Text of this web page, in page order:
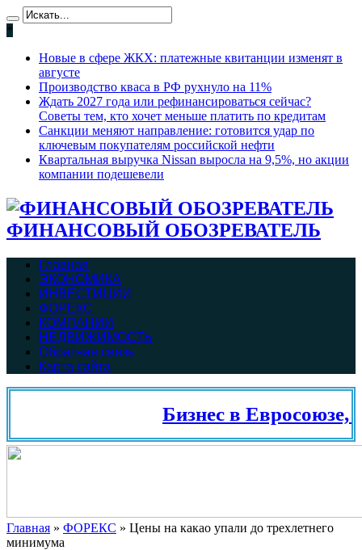
*
Новые в сфере ЖКХ: платежные квитанции изменят в
августе
Производство кваса в РФ рухнуло на 11%
Ждать 2027 года или рефинансироваться сейчас?
Советы тем, кто хочет меньше платить по кредитам
Санкции меняют направление: готовится удар по
ключевым покупателям российской нефти
Квартальная выручка Nissan выросла на 9,5%, но акции
компании подешевели
ФИНАНСОВЫЙ ОБОЗРЕВАТЕЛЬ
Главная
ЭКОНОМИКА
ИНВЕСТИЦИИ
ФОРЕКС
КОМПАНИИ
НЕДВИЖИМОСТЬ
Обратная связь
Карта сайта
Бизнес в Евросоюзе,
Главная » ФОРЕКС » Цены на какао упали до трехлетнего
минимума